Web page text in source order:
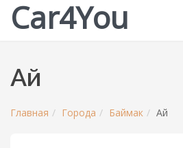
Car4You
Ай
Главная Города Баймак Ай